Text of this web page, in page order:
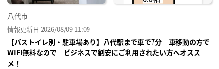
八代市
情報更新日 2026/08/09 11:09
【バストイレ別・駐車場あり】八代駅まで車で7分 車移動の方で
WIFI無料なので ビジネスで割安にご利用されたい方へオスス
メ！